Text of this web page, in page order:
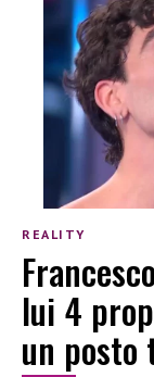
REALITY
lui 4
un